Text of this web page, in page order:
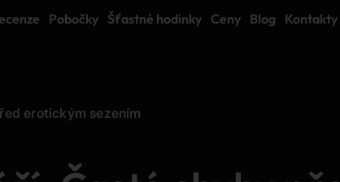
Pobočky Šťastné hodinky Ceny Blog Kontakty
erotickým sezením